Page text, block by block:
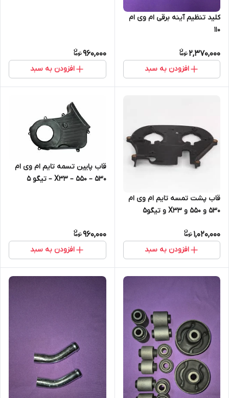
کلید تنظیم آینه برقی ام وی ام
۱۱۰
2,370,000
افزودن به سبد
960,000
افزودن به سبد
قاب پشت تمسه تایم ام وی ام
530 و 550 و X33 و تیگو5
1,020,000
افزودن به سبد
قاب پایین تسمه تایم ام وی ام
۵۳۰ – ۵۵۰ – X33 – تیگو ۵
960,000
افزودن به سبد